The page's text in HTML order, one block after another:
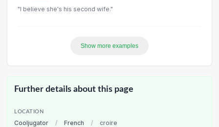
"l believe she's his second wife."
Show more examples
Further details about this page
LOCATION
Cooljugator / French / croire